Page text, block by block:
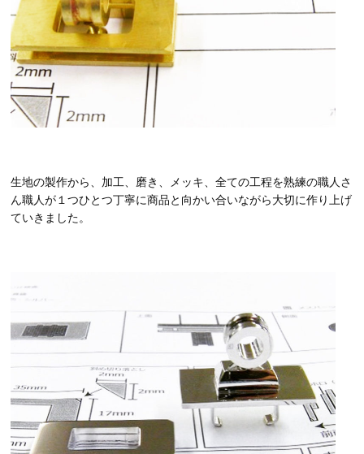
生地の製作から、加工、磨き、メッキ、全ての工程を熟練の職人さ
ん職人が１つひとつ丁寧に商品と向かい合いながら大切に作り上げ
ていきました。